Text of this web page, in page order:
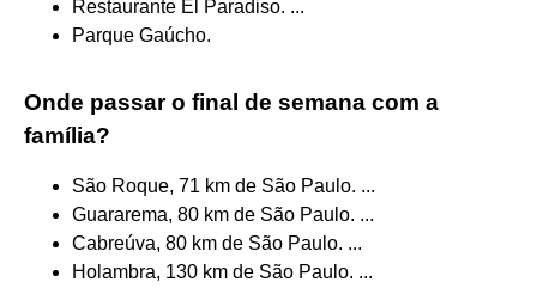
Restaurante El Paradiso. ...
Parque Gaúcho.
Onde passar o final de semana com a
família?
São Roque, 71 km de São Paulo. ...
Guararema, 80 km de São Paulo. ...
Cabreúva, 80 km de São Paulo. ...
Holambra, 130 km de São Paulo. ...